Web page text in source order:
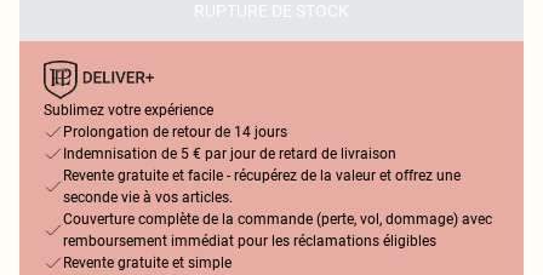
RUPTURE DE STOCK
Sublimez votre expérience
Prolongation de retour de 14 jours
Indemnisation de 5 € par jour de retard de livraison
Revente gratuite et facile - récupérez de la valeur et offrez une
seconde vie à vos articles.
Couverture complète de la commande (perte, vol, dommage) avec
remboursement immédiat pour les réclamations éligibles
Revente gratuite et simple